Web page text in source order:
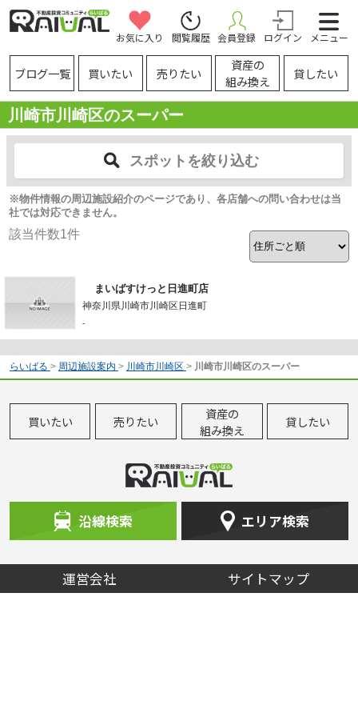
お気に入り 閲覧履歴 会員登録 ログイン メニュー
ブログ一覧 買いたい 売りたい
資産の
組み換え
貸したい
川崎市川崎区のスーパー
スポットを絞り込む
※物件情報の周辺施設紹介のページであり、各店舗への問い合わせは当
社では対応できません。
該当件数1件
まいばすけっと日進町店
神奈川県川崎市川崎区日進町
-
らいばる > 周辺施設案内 > 川崎市川崎区 > 川崎市川崎区のスーパー
買いたい 売りたい
資産の
組み換え
貸したい
沿線検索 エリア検索
運営会社 サイトマップ